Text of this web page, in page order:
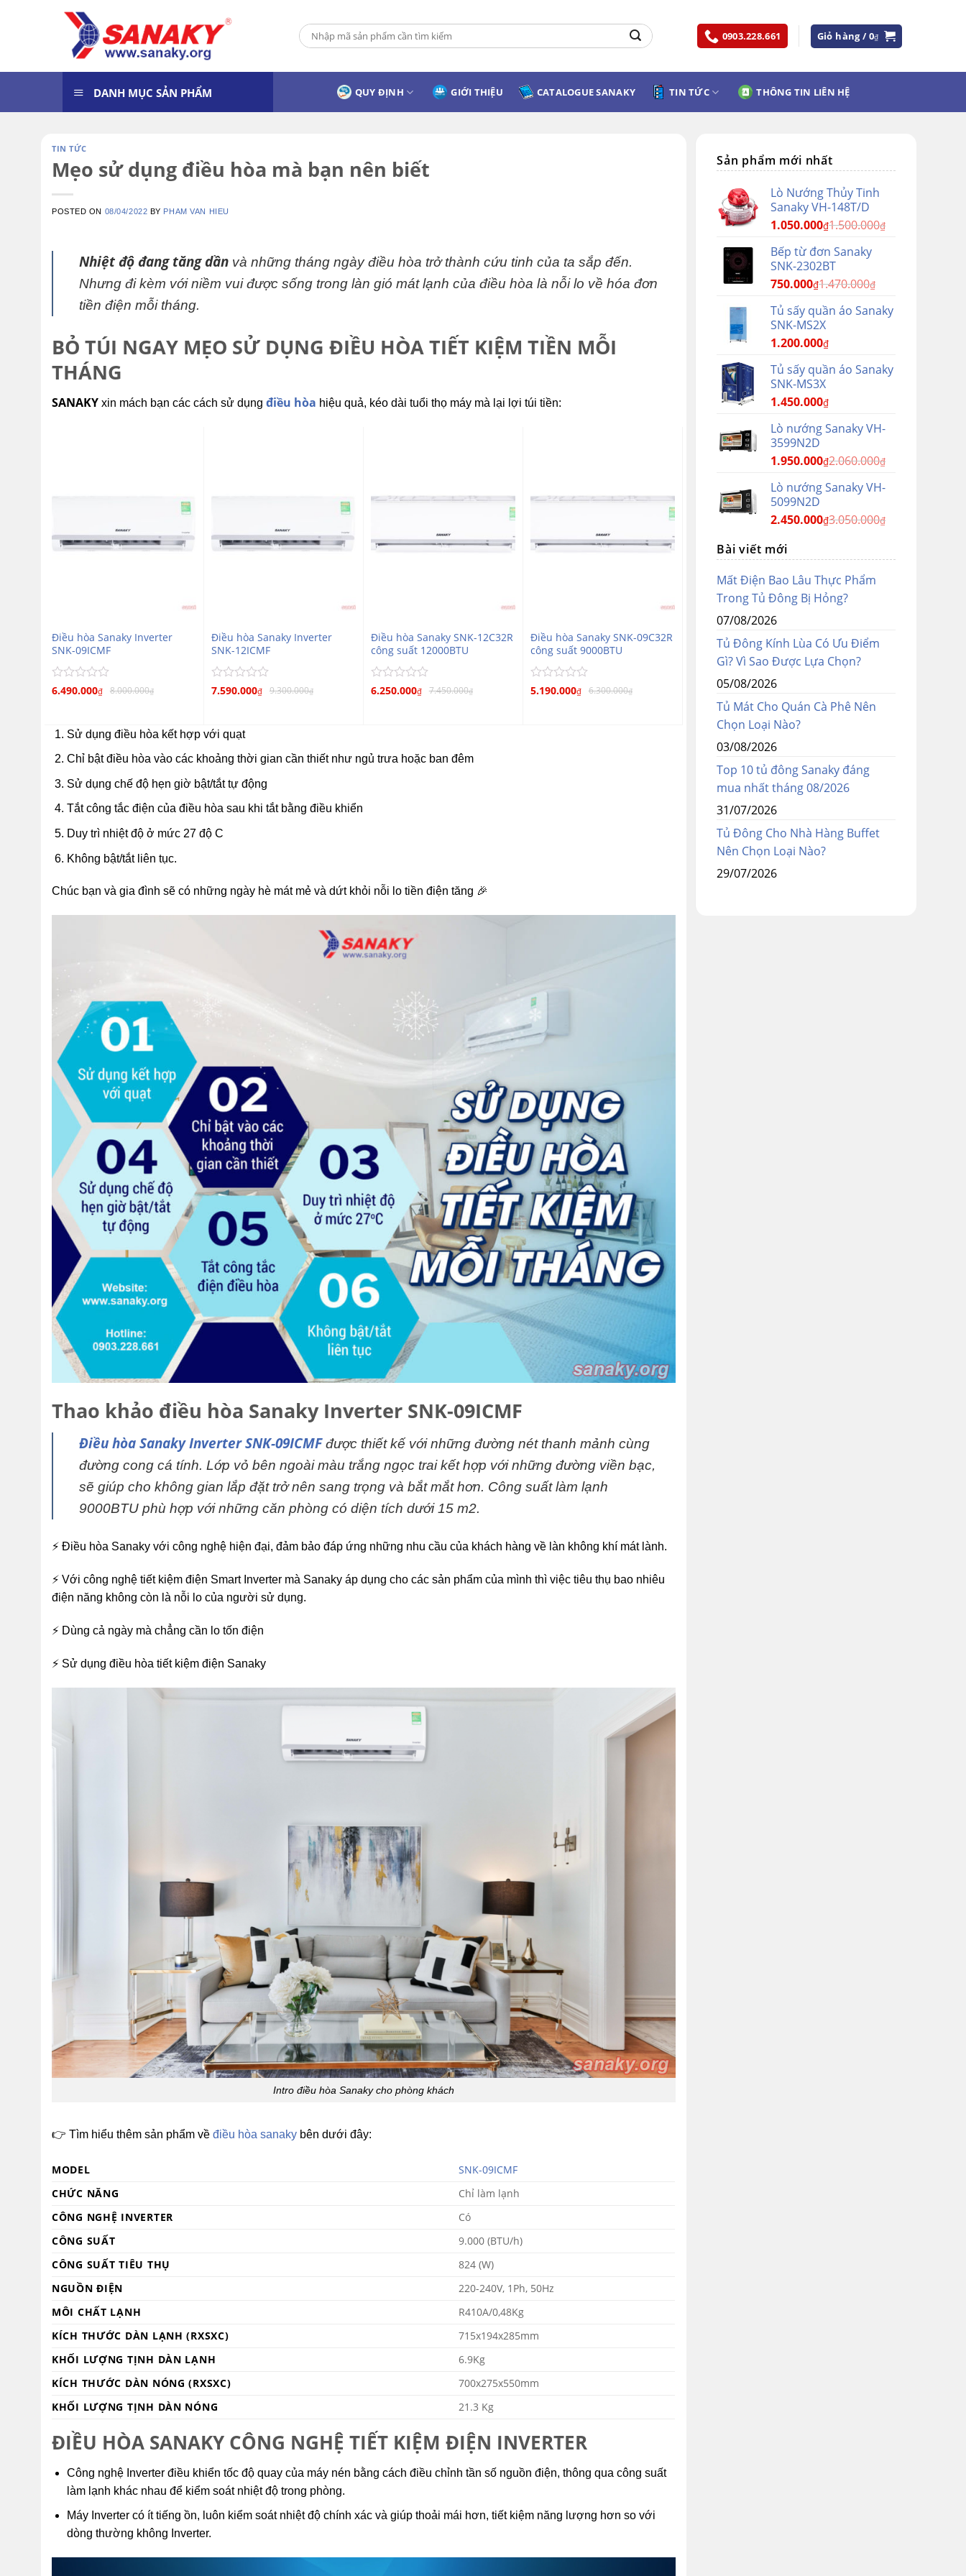
Tìm
kiếm:
0903.228.661 Giỏ hàng /0₫
DANH MỤC SẢN PHẨM QUY ĐỊNH GIỚI THIỆU CATALOGUE SANAKY TIN TỨC THÔNG TIN LIÊN HỆ
TIN TỨC
Mẹo sử dụng điều hòa mà bạn nên biết
POSTED ON 08/04/2022 BY PHAM VAN HIEU
Nhiệt độ đang tăng dần và những tháng ngày điều hòa trở thành cứu tinh của ta sắp đến.
Nhưng đi kèm với niềm vui được sống trong làn gió mát lạnh của điều hòa là nỗi lo về hóa đơn
tiền điện mỗi tháng.
BỎ TÚI NGAY MẸO SỬ DỤNG ĐIỀU HÒA TIẾT KIỆM TIỀN MỖI
THÁNG
SANAKY xin mách bạn các cách sử dụng điều hòa hiệu quả, kéo dài tuổi thọ máy mà lại lợi túi tiền:
Điều hòa Sanaky Inverter
SNK-09ICMF
Được
5
6.490.000₫ 8.000.000₫
Điều hòa Sanaky Inverter
SNK-12ICMF
Được
5
7.590.000₫ 9.300.000₫
Điều hòa Sanaky SNK-12C32R
công suất 12000BTU
Được
6.250.000₫ 7.450.000₫
Điều hòa Sanaky SNK-09C32R
công suất 9000BTU
Được
5.190.000₫ 6.300.000₫
Điều hòa Sanaky SNK-09CMA
5.190.000₫ 5.650.000
Điều hòa Sanaky SNK-
hạng
0
Sử dụng điều hòa kết hợp với quạt
Chỉ bật điều hòa vào các khoảng thời gian cần thiết như ngủ trưa hoặc ban đêm
Sử dụng chế độ hẹn giờ bật/tắt tự động
Tắt công tắc điện của điều hòa sau khi tắt bằng điều khiển
Duy trì nhiệt độ ở mức 27 độ C
Không bật/tắt liên tục.
Chúc bạn và gia đình sẽ có những ngày hè mát mẻ và dứt khỏi nỗi lo tiền điện tăng 🎉
Thao khảo điều hòa Sanaky Inverter SNK-09ICMF
Điều hòa Sanaky Inverter SNK-09ICMFđược thiết kế với những đường nét thanh mảnh cùng
đường cong cá tính. Lớp vỏ bên ngoài màu trắng ngọc trai kết hợp với những đường viền bạc,
sẽ giúp cho không gian lắp đặt trở nên sang trọng và bắt mắt hơn. Công suất làm lạnh
9000BTU phù hợp với những căn phòng có diện tích dưới 15 m2.
⚡ Điều hòa Sanaky với công nghệ hiện đại, đảm bảo đáp ứng những nhu cầu của khách hàng về làn không khí mát lành.
⚡ Với công nghệ tiết kiệm điện Smart Inverter mà Sanaky áp dụng cho các sản phẩm của mình thì việc tiêu thụ bao nhiêu
điện năng không còn là nỗi lo của người sử dụng.
⚡ Dùng cả ngày mà chẳng cần lo tốn điện
⚡ Sử dụng điều hòa tiết kiệm điện Sanaky
Intro điều hòa Sanaky cho phòng khách
👉 Tìm hiểu thêm sản phẩm về điều hòa sanaky bên dưới đây:
MODEL
SNK-09ICMF
CHỨC NĂNG
Chỉ làm lạnh
CÔNG NGHỆ INVERTER
Có
CÔNG SUẤT
9.000 (BTU/h)
CÔNG SUẤT TIÊU THỤ
824 (W)
NGUỒN ĐIỆN
220-240V, 1Ph, 50Hz
MÔI CHẤT LẠNH
R410A/0,48Kg
KÍCH THƯỚC DÀN LẠNH (RXSXC)
715x194x285mm
KHỐI LƯỢNG TỊNH DÀN LẠNH
6.9Kg
KÍCH THƯỚC DÀN NÓNG (RXSXC)
700x275x550mm
KHỐI LƯỢNG TỊNH DÀN NÓNG
21.3 Kg
ĐIỀU HÒA SANAKY CÔNG NGHỆ TIẾT KIỆM ĐIỆN INVERTER
Công nghệ Inverter điều khiển tốc độ quay của máy nén bằng cách điều chỉnh tần số nguồn điện, thông qua công suất
làm lạnh khác nhau để kiểm soát nhiệt độ trong phòng.
Máy Inverter có ít tiếng ồn, luôn kiểm soát nhiệt độ chính xác và giúp thoải mái hơn, tiết kiệm năng lượng hơn so với
dòng thường không Inverter.
Sản phẩm mới nhất
Lò Nướng Thủy Tinh
Sanaky VH-148T/D
1.050.000₫1.500.000₫
Bếp từ đơn Sanaky
SNK-2302BT
750.000₫1.470.000₫
Tủ sấy quần áo Sanaky
SNK-MS2X
1.200.000₫
Tủ sấy quần áo Sanaky
SNK-MS3X
1.450.000₫
Lò nướng Sanaky VH-
3599N2D
1.950.000₫2.060.000₫
Lò nướng Sanaky VH-
5099N2D
2.450.000₫3.050.000₫
Bài viết mới
Mất Điện Bao Lâu Thực Phẩm
Trong Tủ Đông Bị Hỏng?
07/08/2026
Tủ Đông Kính Lùa Có Ưu Điểm
Gì? Vì Sao Được Lựa Chọn?
05/08/2026
Tủ Mát Cho Quán Cà Phê Nên
Chọn Loại Nào?
03/08/2026
Top 10 tủ đông Sanaky đáng
mua nhất tháng 08/2026
31/07/2026
Tủ Đông Cho Nhà Hàng Buffet
Nên Chọn Loại Nào?
29/07/2026